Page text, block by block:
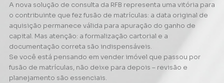
A nova solução de consulta da RFB representa uma vitória para
o contribuinte que fez fusão de matrículas: a data original de
aquisição permanece válida para apuração do ganho de
capital. Mas atenção: a formalização cartorial e a
documentação correta são indispensáveis.
Se você está pensando em vender imóvel que passou por
fusão de matrículas, não deixe para depois – revisão e
planejamento são essenciais.